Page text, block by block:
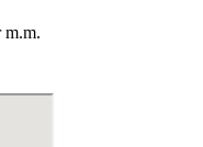
m.m.